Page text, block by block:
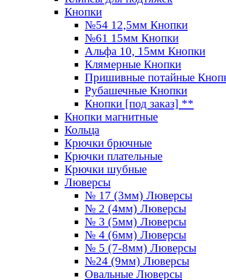
Кнопки
№54 12,5мм Кнопки
№61 15мм Кнопки
Альфа 10, 15мм Кнопки
Клямерные Кнопки
Пришивные потайные
Рубашечные Кнопки
Кнопки [под заказ] **
Кнопки магнитные
Кольца
Крючки брючные
Крючки плательные
Крючки шубные
Люверсы
№ 17 (3мм) Люверсы
№ 2 (4мм) Люверсы
№ 3 (5мм) Люверсы
№ 4 (6мм) Люверсы
№ 5 (7-8мм) Люверсы
№24 (9мм) Люверсы
Овальные Люверсы